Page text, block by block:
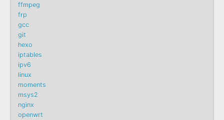
ffmpeg
frp
gcc
git
hexo
iptables
ipv6
linux
moments
msys2
nginx
openwrt